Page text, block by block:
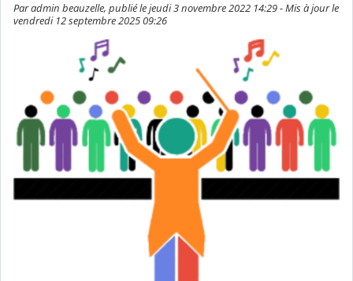
Par admin beauzelle, publié le jeudi 3 novembre 2022 14:29 - Mis à jour le
vendredi 12 septembre 2025 09:26